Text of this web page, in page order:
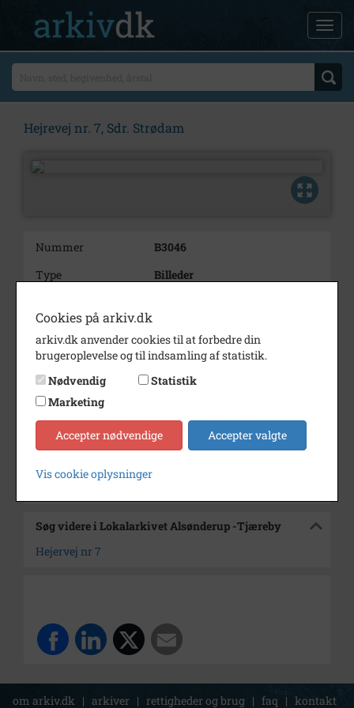
Hejrevej nr. 7, Sdr. Strødam
Nummer
B3046
Type
Billeder
Årstal
1942
Fotograf
Ukendt
Størrelse
Arkiv
Lokalarkivet Alsønderup -
Tjæreby
Kontakt arkivet
Søg videre i Lokalarkivet Alsønderup -Tjæreby
Hejervej nr 7
om arkiv.dk | arkiver | rettigheder og brug | faq | kontakt
Cookies på arkiv.dk
arkiv.dk anvender cookies til at forbedre din
brugeroplevelse og til indsamling af statistik.
Nødvendig
Statistik
Marketing
Accepter nødvendige Accepter valgte
Vis cookie oplysninger